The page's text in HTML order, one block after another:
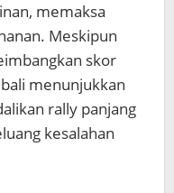
memaksa
Meskipun
skor
menunjukkan
rally panjang
kesalahan